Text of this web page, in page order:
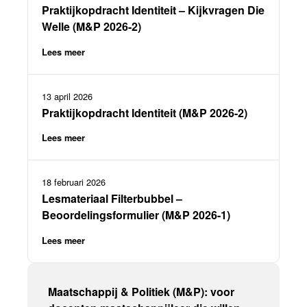
Praktijkopdracht Identiteit – Kijkvragen Die
Welle (M&P 2026-2)
Lees meer
13 april 2026
Praktijkopdracht Identiteit (M&P 2026-2)
Lees meer
18 februari 2026
Lesmateriaal Filterbubbel –
Beoordelingsformulier (M&P 2026-1)
Lees meer
Maatschappij & Politiek (M&P): voor